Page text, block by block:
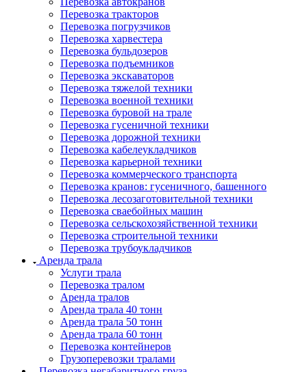
Перевозка тракторов
Перевозка погрузчиков
Перевозка харвестера
Перевозка бульдозеров
Перевозка подъемников
Перевозка экскаваторов
Перевозка тяжелой техники
Перевозка военной техники
Перевозка буровой на трале
Перевозка гусеничной техники
Перевозка дорожной техники
Перевозка кабелеукладчиков
Перевозка карьерной техники
Перевозка коммерческого транспорта
Перевозка кранов: гусеничного, башенного
Перевозка лесозаготовительной техники
Перевозка сваебойных машин
Перевозка сельскохозяйственной техники
Перевозка строительной техники
Перевозка трубоукладчиков
Аренда трала
Услуги трала
Перевозка тралом
Аренда тралов
Аренда трала 40 тонн
Аренда трала 50 тонн
Аренда трала 60 тонн
Перевозка контейнеров
Грузоперевозки тралами